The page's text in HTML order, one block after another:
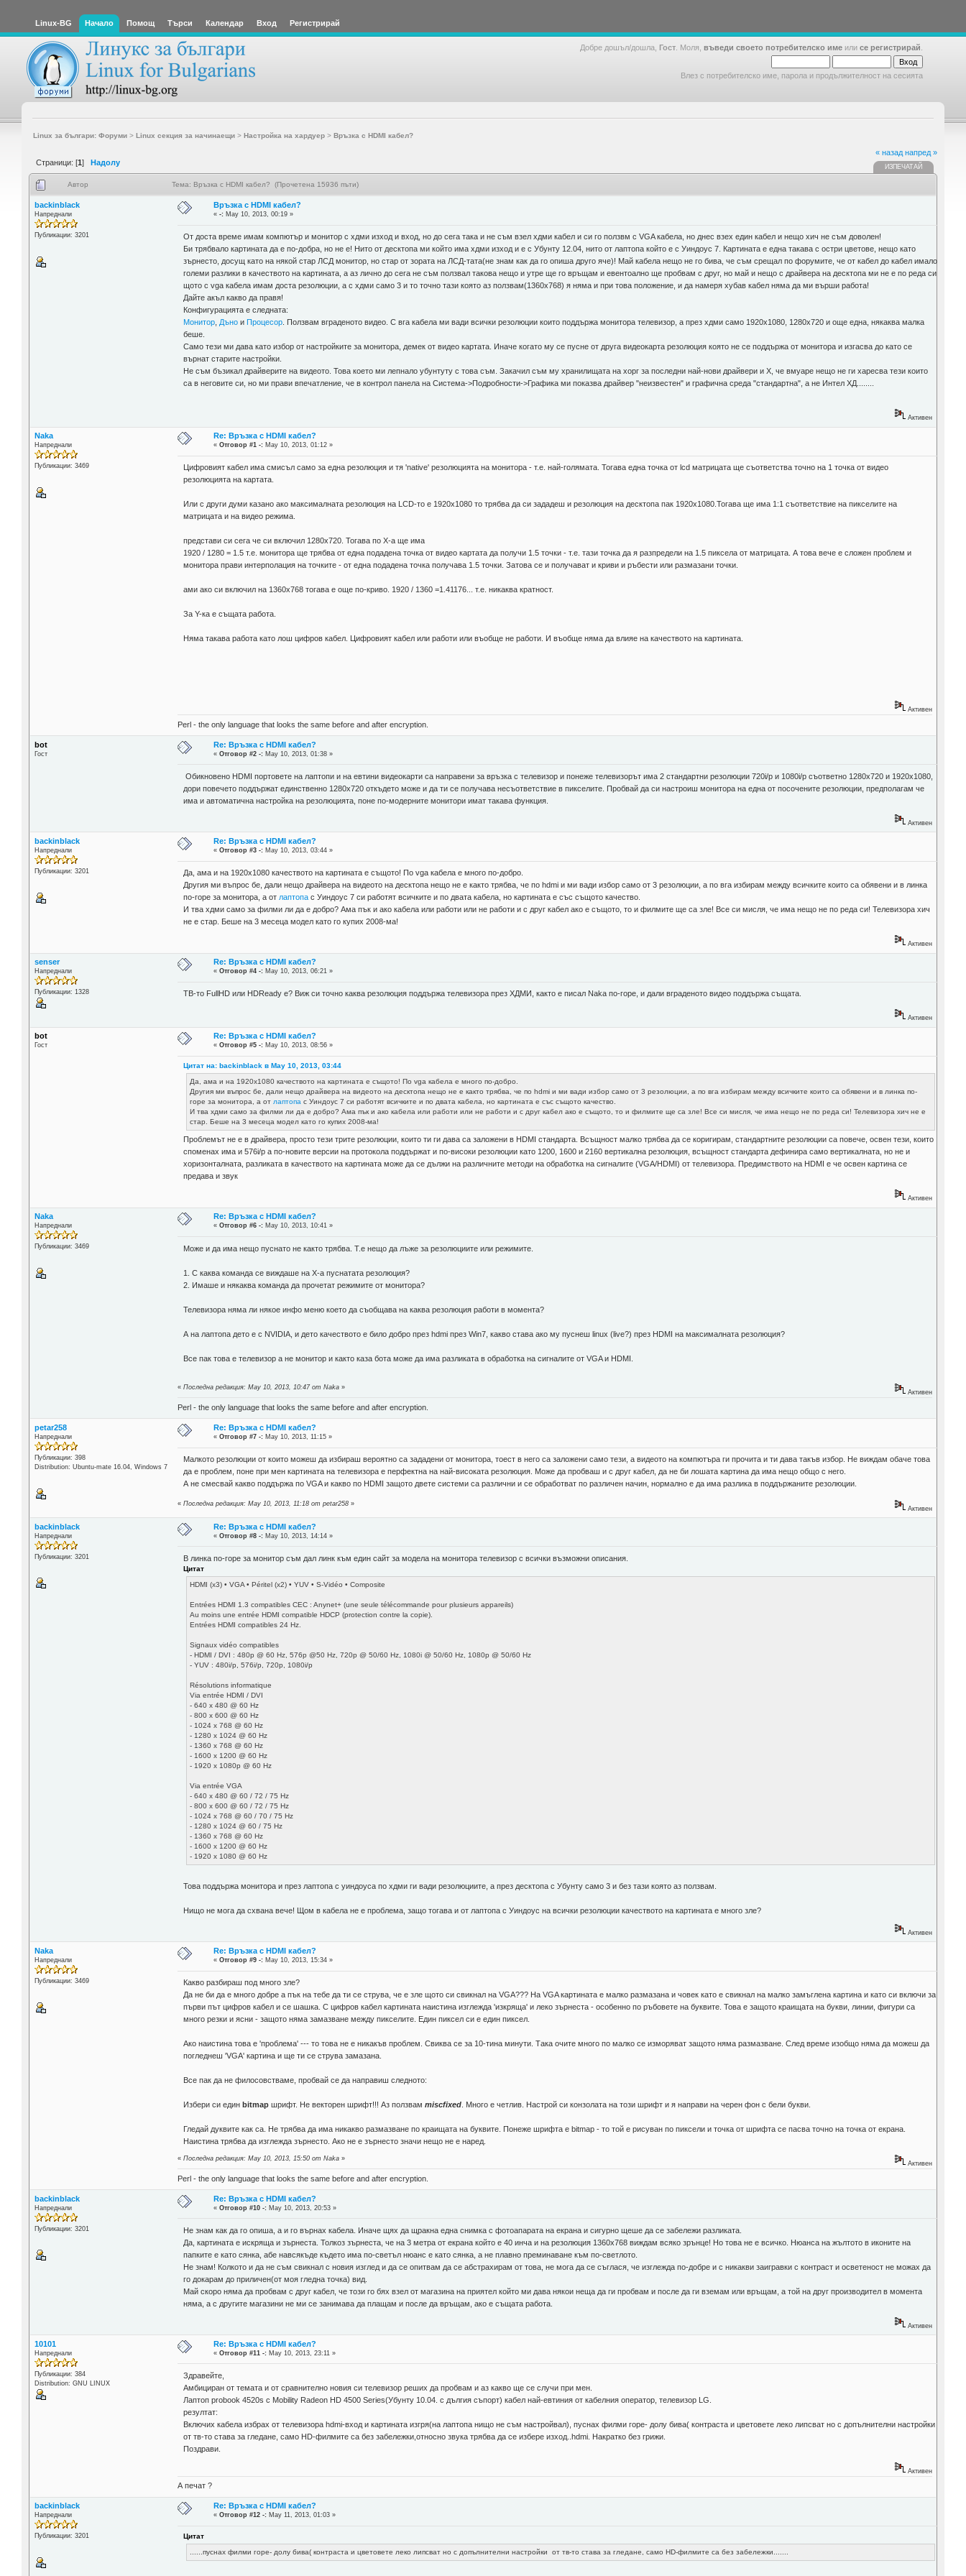
Linux-BG Начало Помощ Търси Календар Вход Регистрирай
Добре дошъл/дошла, Гост . Моля, въведи своето потребителско име или се регистрирай
Влез с потребителско име, парола и продължителност на сесията
Linux за българи: Форуми> Linux секция за начинаещи> Настройка на хардуер> Връзка с HDMI кабел?
Страници: [1] Надолу
« назад напред »
ИЗПЕЧАТАЙ
Автор Тема: Връзка с HDMI кабел? (Прочетена 15936 пъти)
backinblack
Напреднали
Публикации: 3201
Връзка с HDMI кабел?
«-: May 10, 2013, 00:19 »
От доста време имам компютър и монитор с хдми изход и вход, но до сега така и не съм взел хдми кабел и си го ползвм с VGA кабела, но днес взех един кабел и нещо хич не съм доволен!
Би трябвало картината да е по-добра, но не е! Нито от десктопа ми който има хдми изход и е с Убунту 12.04, нито от лаптопа който е с Уиндоус 7. Картината е една такава с остри цветове, нещо като
зърнесто, досущ като на някой стар ЛСД монитор, но стар от зората на ЛСД-тата(не знам как да го опиша друго яче)! Май кабела нещо не го бива, че съм срещал по форумите, че от кабел до кабел имало
големи разлики в качеството на картината, а аз лично до сега не съм ползвал такова нещо и утре ще го връщам и евентоално ще пробвам с друг, но май и нещо с драйвера на десктопа ми не е по реда си
щото с vga кабела имам доста резолюции, а с хдми само 3 и то точно тази която аз ползвам(1360х768) я няма и при това положение, и да намеря хубав кабел няма да ми върши работа!
Дайте акъл какво да правя!
Конфигурацията е следната:
Монитор Дъно и Процесор . Ползвам вграденото видео. С вга кабела ми вади всички резолюции които поддържа монитора телевизор, а през хдми само 1920х1080, 1280х720 и още една, някаква малка
беше.
Само тези ми дава като избор от настройките за монитора, демек от видео картата. Иначе когато му се пусне от друга видеокарта резолюция която не се поддържа от монитора и изгасва до като се
върнат старите настройки.
Не съм бъзикал драйверите на видеото. Това което ми лепнало убунтуту с това съм. Закачил съм му хранилищата на хорг за последни най-нови драйвери и Х, че вмуаре нещо не ги харесва тези които
са в неговите си, но ми прави впечатление, че в контрол панела на Система->Подробности->Графика ми показва драйвер "неизвестен" и графична среда "стандартна", а не Интел ХД........
Активен
Naka
Напреднали
Публикации: 3469
Re: Връзка с HDMI кабел?
«Отговор #1 -: May 10, 2013, 01:12 »
Цифровият кабел има смисъл само за една резолюция и тя 'native' резолюцията на монитора - т.е. най-голямата. Тогава една точка от lcd матрицата ще съответства точно на 1 точка от видео
резолюцията на картата.
Или с други думи казано ако максималната резолюция на LCD-тo е 1920х1080 то трябва да си зададеш и резолюция на десктопа пак 1920х1080.Тогава ще има 1:1 съответствие на пикселите на
матрицата и на видео режима.
представи си сега че си включил 1280х720. Тогава по X-а ще има
1920 / 1280 = 1.5 т.е. монитора ще трябва от една подадена точка от видео картата да получи 1.5 точки - т.е. тази точка да я разпредели на 1.5 пиксела от матрицата. А това вече е сложен проблем и
монитора прави интерполация на точките - от една подадена точка получава 1.5 точки. Затова се и получават и криви и ръбести или размазани точки.
ами ако си включил на 1360х768 тогава е още по-криво. 1920 / 1360 =1.41176... т.е. никаква кратност.
За Y-ка е същата работа.
Няма такава работа като лош цифров кабел. Цифровият кабел или работи или въобще не работи. И въобще няма да влияе на качеството на картината.
Активен
Perl - the only language that looks the same before and after encryption.
bot
Гост
Re: Връзка с HDMI кабел?
«Отговор #2 -: May 10, 2013, 01:38 »
Обикновено HDMI портовете на лаптопи и на евтини видеокарти са направени за връзка с телевизор и понеже телевизорът има 2 стандартни резолюции 720i/p и 1080i/p съответно 1280х720 и 1920х1080,
дори повечето поддържат единственно 1280х720 откъдето може и да ти се получава несъответствие в пикселите. Пробвай да си настроиш монитора на една от посочените резолюции, предполагам че
има и автоматична настройка на резолюцията, поне по-модерните монитори имат такава функция.
Активен
backinblack
Напреднали
Публикации: 3201
Re: Връзка с HDMI кабел?
«Отговор #3 -: May 10, 2013, 03:44 »
Да, ама и на 1920х1080 качеството на картината е същото! По vga кабела е много по-добро.
Другия ми въпрос бе, дали нещо драйвера на видеото на десктопа нещо не е както трябва, че по hdmi и ми вади избор само от 3 резолюции, а по вга избирам между всичките които са обявени и в линка
по-горе за монитора, а от лаптопа с Уиндоус 7 си работят всичките и по двата кабела, но картината е със същото качество.
И тва хдми само за филми ли да е добро? Ама пък и ако кабела или работи или не работи и с друг кабел ако е същото, то и филмите ще са зле! Все си мисля, че има нещо не по реда си! Телевизора хич
не е стар. Беше на 3 месеца модел като го купих 2008-ма!
Активен
senser
Напреднали
Публикации: 1328
Re: Връзка с HDMI кабел?
«Отговор #4 -: May 10, 2013, 06:21 »
ТВ-то FullHD или HDReady e? Виж си точно каква резолюция поддържа телевизора през ХДМИ, както е писал Naka по-горе, и дали вграденото видео поддържа същата.
Активен
bot
Гост
Re: Връзка с HDMI кабел?
«Отговор #5 -: May 10, 2013, 08:56 »
Цитат на: backinblack в May 10, 2013, 03:44
Да, ама и на 1920х1080 качеството на картината е същото! По vga кабела е много по-добро.
Другия ми въпрос бе, дали нещо драйвера на видеото на десктопа нещо не е както трябва, че по hdmi и ми вади избор само от 3 резолюции, а по вга избирам между всичките които са обявени и в линка по-
горе за монитора, а отлаптопа с Уиндоус 7 си работят всичките и по двата кабела, но картината е със същото качество.
И тва хдми само за филми ли да е добро? Ама пък и ако кабела или работи или не работи и с друг кабел ако е същото, то и филмите ще са зле! Все си мисля, че има нещо не по реда си! Телевизора хич не е
стар. Беше на 3 месеца модел като го купих 2008-ма!
Проблемът не е в драйвера, просто тези трите резолюции, които ти ги дава са заложени в HDMI стандарта. Всъщност малко трябва да се коригирам, стандартните резолюции са повече, освен тези, които
споменах има и 576i/p а по-новите версии на протокола поддържат и по-високи резолюции като 1200, 1600 и 2160 вертикална резолюция, всъщност стандарта дефинира само вертикалната, но не и
хоризонталната, разликата в качеството на картината може да се дължи на различните методи на обработка на сигналите (VGA/HDMI) от телевизора. Предимството на HDMI е че освен картина се
предава и звук
Активен
Naka
Напреднали
Публикации: 3469
Re: Връзка с HDMI кабел?
«Отговор #6 -: May 10, 2013, 10:41 »
Може и да има нещо пуснато не както трябва. Т.е нещо да лъже за резолюциите или режимите.
1. С каква команда се виждаше на X-а пуснатата резолюция?
2. Имаше и някаква команда да прочетат режимите от монитора?
Телевизора няма ли някое инфо меню което да съобщава на каква резолюция работи в момента?
А на лаптопа дето е с NVIDIA, и дето качеството е било добро през hdmi през Win7, какво става ако му пуснеш linux (live?) през HDMI на максималната резолюция?
Все пак това е телевизор а не монитор и както каза бота може да има разликата в обработка на сигналите от VGA и HDMI.
«Последна редакция: May 10, 2013, 10:47 от Naka »
Активен
Perl - the only language that looks the same before and after encryption.
petar258
Напреднали
Публикации: 398
Distribution: Ubuntu-mate 16.04, Windows 7
Re: Връзка с HDMI кабел?
«Отговор #7 -: May 10, 2013, 11:15 »
Малкото резолюции от които можеш да избираш вероятно са зададени от монитора, тоест в него са заложени само тези, а видеото на компютъра ги прочита и ти дава такъв избор. Не виждам обаче това
да е проблем, поне при мен картината на телевизора е перфектна на най-високата резолюция. Може да пробваш и с друг кабел, да не би лошата картина да има нещо общо с него.
А не смесвай какво поддържа по VGA и какво по HDMI защото двете системи са различни и се обработват по различен начин, нормално е да има разлика в поддържаните резолюции.
«Последна редакция: May 10, 2013, 11:18 от petar258 »
Активен
backinblack
Напреднали
Публикации: 3201
Re: Връзка с HDMI кабел?
«Отговор #8 -: May 10, 2013, 14:14 »
В линка по-горе за монитор съм дал линк към един сайт за модела на монитора телевизор с всички възможни описания.
Цитат
HDMI (x3) • VGA • Péritel (x2) • YUV • S-Vidéo • Composite
Entrées HDMI 1.3 compatibles CEC : Anynet+ (une seule télécommande pour plusieurs appareils)
Au moins une entrée HDMI compatible HDCP (protection contre la copie).
Entrées HDMI compatibles 24 Hz.
Signaux vidéo compatibles
- HDMI / DVI : 480p @ 60 Hz, 576p @50 Hz, 720p @ 50/60 Hz, 1080i @ 50/60 Hz, 1080p @ 50/60 Hz
- YUV : 480i/p, 576i/p, 720p, 1080i/p
Résolutions informatique
Via entrée HDMI / DVI
- 640 x 480 @ 60 Hz
- 800 x 600 @ 60 Hz
- 1024 x 768 @ 60 Hz
- 1280 x 1024 @ 60 Hz
- 1360 x 768 @ 60 Hz
- 1600 x 1200 @ 60 Hz
- 1920 x 1080p @ 60 Hz
Via entrée VGA
- 640 x 480 @ 60 / 72 / 75 Hz
- 800 x 600 @ 60 / 72 / 75 Hz
- 1024 x 768 @ 60 / 70 / 75 Hz
- 1280 x 1024 @ 60 / 75 Hz
- 1360 x 768 @ 60 Hz
- 1600 x 1200 @ 60 Hz
- 1920 x 1080 @ 60 Hz
Това поддържа монитора и през лаптопа с уиндоуса по хдми ги вади резолюциите, а през десктопа с Убунту само 3 и без тази която аз ползвам.
Нищо не мога да схвана вече! Щом в кабела не е проблема, защо тогава и от лаптопа с Уиндоус на всички резолюции качеството на картината е много зле?
Активен
Naka
Напреднали
Публикации: 3469
Re: Връзка с HDMI кабел?
«Отговор #9 -: May 10, 2013, 15:34 »
Какво разбираш под много зле?
Да не би да е много добре а пък на тебе да ти се струва, че е зле щото си свикнал на VGA??? На VGA картината е малко размазана и човек като е свикнал на малко замъглена картина и като си включи за
първи път цифров кабел и се шашка. С цифров кабел картината наистина изглежда 'изкряща' и леко зърнеста - особенно по ръбовете на буквите. Това е защото краищата на букви, линии, фигури са
много резки и ясни - защото няма замазване между пикселите. Един пиксел си е един пиксел.
Ако наистина това е 'проблема' --- то това не е никакъв проблем. Свиква се за 10-тина минути. Така очите много по малко се изморяват защото няма размазване. След време изобщо няма да можеш да
погледнеш 'VGA' картина и ще ти се струва замазана.
Все пак да не филосовстваме, пробвай се да направиш следното:
Избери си един bitmap шрифт. Не векторен шрифт!!! Аз ползвамmiscfixed . Много е четлив. Настрой си конзолата на този шрифт и я направи на черен фон с бели букви.
Гледай дуквите как са. Не трябва да има никакво размазване по краищата на буквите. Понеже шрифта е bitmap - то той е рисуван по пиксели и точка от шрифта се пасва точно на точка от екрана.
Наистина трябва да изглежда зърнесто. Ако не е зърнесто значи нещо не е наред.
«Последна редакция: May 10, 2013, 15:50 от Naka »
Активен
Perl - the only language that looks the same before and after encryption.
backinblack
Напреднали
Публикации: 3201
Re: Връзка с HDMI кабел?
«Отговор #10 -: May 10, 2013, 20:53 »
Не знам как да го опиша, а и го върнах кабела. Иначе щях да щракна една снимка с фотоапарата на екрана и сигурно щеше да се забележи разликата.
Да, картината е искряща и зърнеста. Толкоз зърнеста, че на 3 метра от екрана който е 40 инча и на резолюция 1360х768 виждам всяко зрънце! Но това не е всичко. Нюанса на жълтото в иконите на
папките е като сянка, абе навсякъде където има по-светъл нюанс е като сянка, а не плавно преминаване към по-светлото.
Не знам! Колкото и да не съм свикнал с новия изглед и да се опитвам да се абстрахирам от това, не мога да се съглася, че изглежда по-добре и с никакви заигравки с контраст и осветеност не можах да
го докарам до приличен(от моя гледна точка) вид.
Май скоро няма да пробвам с друг кабел, че този го бях взел от магазина на приятел който ми дава някои неща да ги пробвам и после да ги вземам или връщам, а той на друг производител в момента
няма, а с другите магазини не ми се занимава да плащам и после да връщам, ако е същата работа.
Активен
10101
Напреднали
Публикации: 384
Distribution: GNU LINUX
Re: Връзка с HDMI кабел?
«Отговор #11 -: May 10, 2013, 23:11 »
Здравейте,
Амбициран от темата и от сравнително новия си телевизор реших да пробвам и аз какво ще се случи при мен.
Лаптоп probook 4520s с Mobility Radeon HD 4500 Series(Убунту 10.04. с дългия съпорт) кабел най-евтиния от кабелния оператор, телевизор LG.
резултат:
Включих кабела избрах от телевизора hdmi-вход и картината изгря(на лаптопа нищо не съм настройвал), пуснах филми горе- долу бива( контраста и цветовете леко липсват но с допълнителни настройки
от тв-то става за гледане, само HD-филмите са без забележки,относно звука трябва да се избере изход..hdmi. Накратко без грижи.
Поздрави.
Активен
А печат ?
backinblack
Напреднали
Публикации: 3201
Re: Връзка с HDMI кабел?
«Отговор #12 -: May 11, 2013, 01:03 »
Цитат
......пуснах филми горе- долу бива( контраста и цветовете леко липсват но с допълнителни настройки от тв-то става за гледане, само HD-филмите са без забележки.......